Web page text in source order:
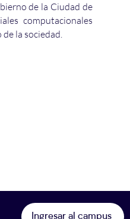
de la Ciudad de
computacionales
la sociedad.
Ingresar al campus